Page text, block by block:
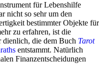
für Lebens­hilfe
nicht so sehr um den
bestimmter Objekte für
zu erfahren, ist die
dien­lich, die dem Buch Tarot
ent­stammt. Natür­lich
Finanz­ent­schei­dungen